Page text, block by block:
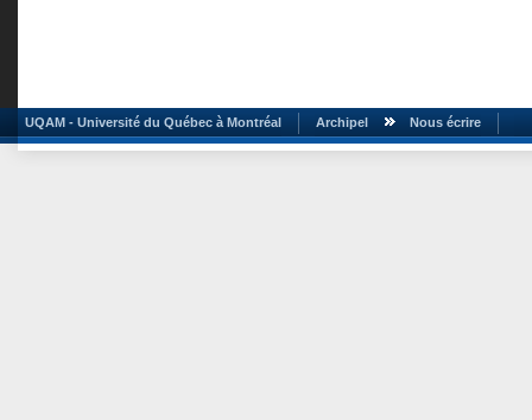
UQAM - Université du Québec à Montréal Archipel Nous écrire